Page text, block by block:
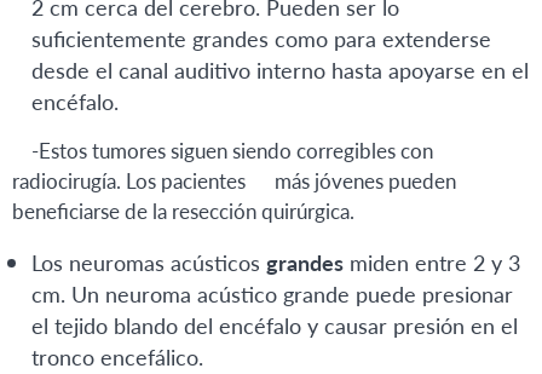
2 cm cerca del cerebro. Pueden ser lo
suficientemente grandes como para extenderse
desde el canal auditivo interno hasta apoyarse en el
encéfalo.
-Estos tumores siguen siendo corregibles con
radiocirugía. Los pacientes más jóvenes pueden
beneficiarse de la resección quirúrgica.
Los neuromas acústicos grandes miden entre 2 y 3
cm. Un neuroma acústico grande puede presionar
el tejido blando del encéfalo y causar presión en el
tronco encefálico.